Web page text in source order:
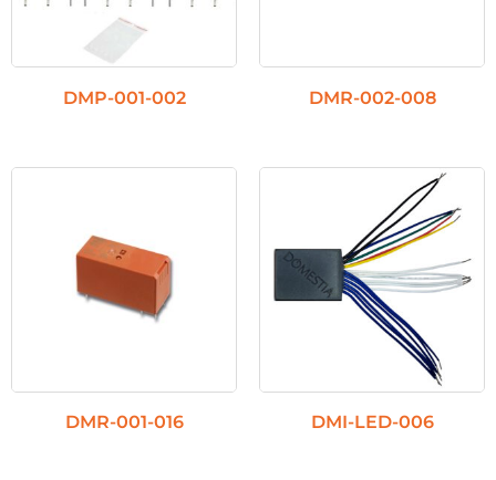
DMP-001-002 DMR-002-008
DMR-001-016 DMI-LED-006